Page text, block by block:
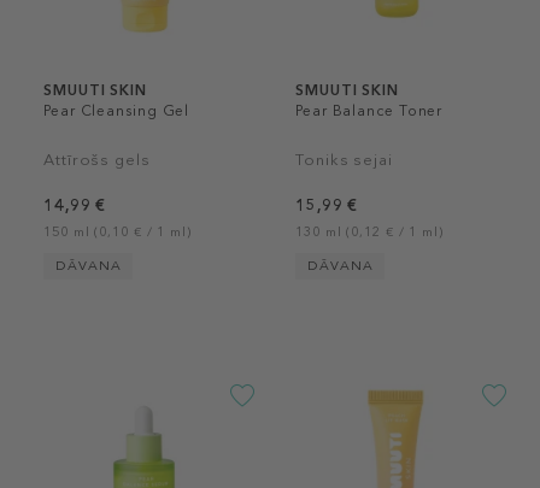
SMUUTI SKIN
Pear Cleansing Gel
Attīrošs gels
14,99 €
150 ml (0,10 € / 1 ml)
DĀVANA
SMUUTI SKIN
Pear Balance Toner
Toniks sejai
15,99 €
130 ml (0,12 € / 1 ml)
DĀVANA